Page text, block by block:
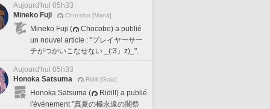
Aujourd'hui 05h33
Mineko Fuji
Chocobo [Mana]
Mineko Fuji (
Chocobo) a publié
un nouvel article : "プレイヤーサー
チがつかいこなせない _(:3」z)_".
Aujourd'hui 05h33
Honoka Satsuma
Ridill [Gaia]
Honoka Satsuma (
Ridill) a publié
l'événement "真夏の極永遠の闇祭